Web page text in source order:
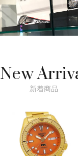
New
新着商品